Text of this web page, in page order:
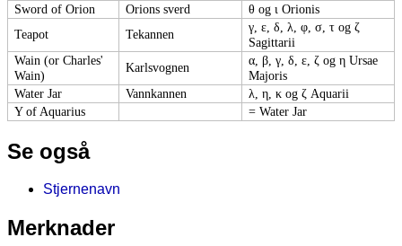
Sword of Orion
Orions sverd
θ og ι Orionis
Teapot
Tekannen
γ, ε, δ, λ, φ, σ, τ og ζ
Sagittarii
Wain (or Charles'
Wain)
Karlsvognen
α, β, γ, δ, ε, ζ og η Ursae
Majoris
Water Jar
Vannkannen
λ, η, κ og ζ Aquarii
Y of Aquarius
= Water Jar
Se også
Stjernenavn
Merknader